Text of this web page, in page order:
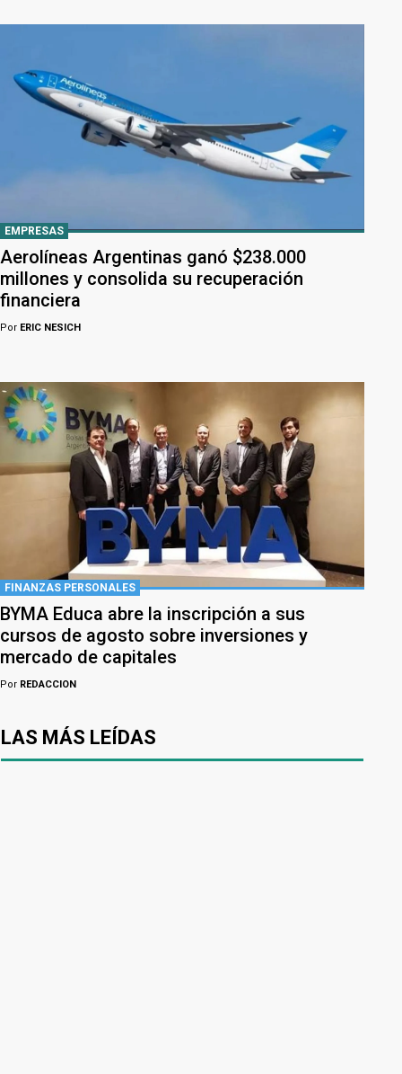
EMPRESAS
Aerolíneas Argentinas ganó $238.000
millones y consolida su recuperación
financiera
Por ERIC NESICH
FINANZAS PERSONALES
BYMA Educa abre la inscripción a sus
cursos de agosto sobre inversiones y
mercado de capitales
Por REDACCION
LAS MÁS LEÍDAS